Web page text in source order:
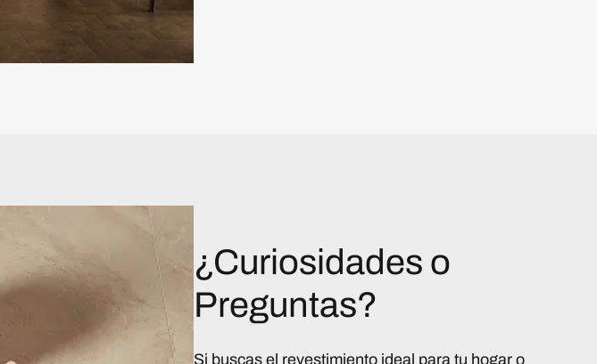
¿Curiosidades o
Preguntas?
Si buscas el revestimiento ideal para tu hogar o